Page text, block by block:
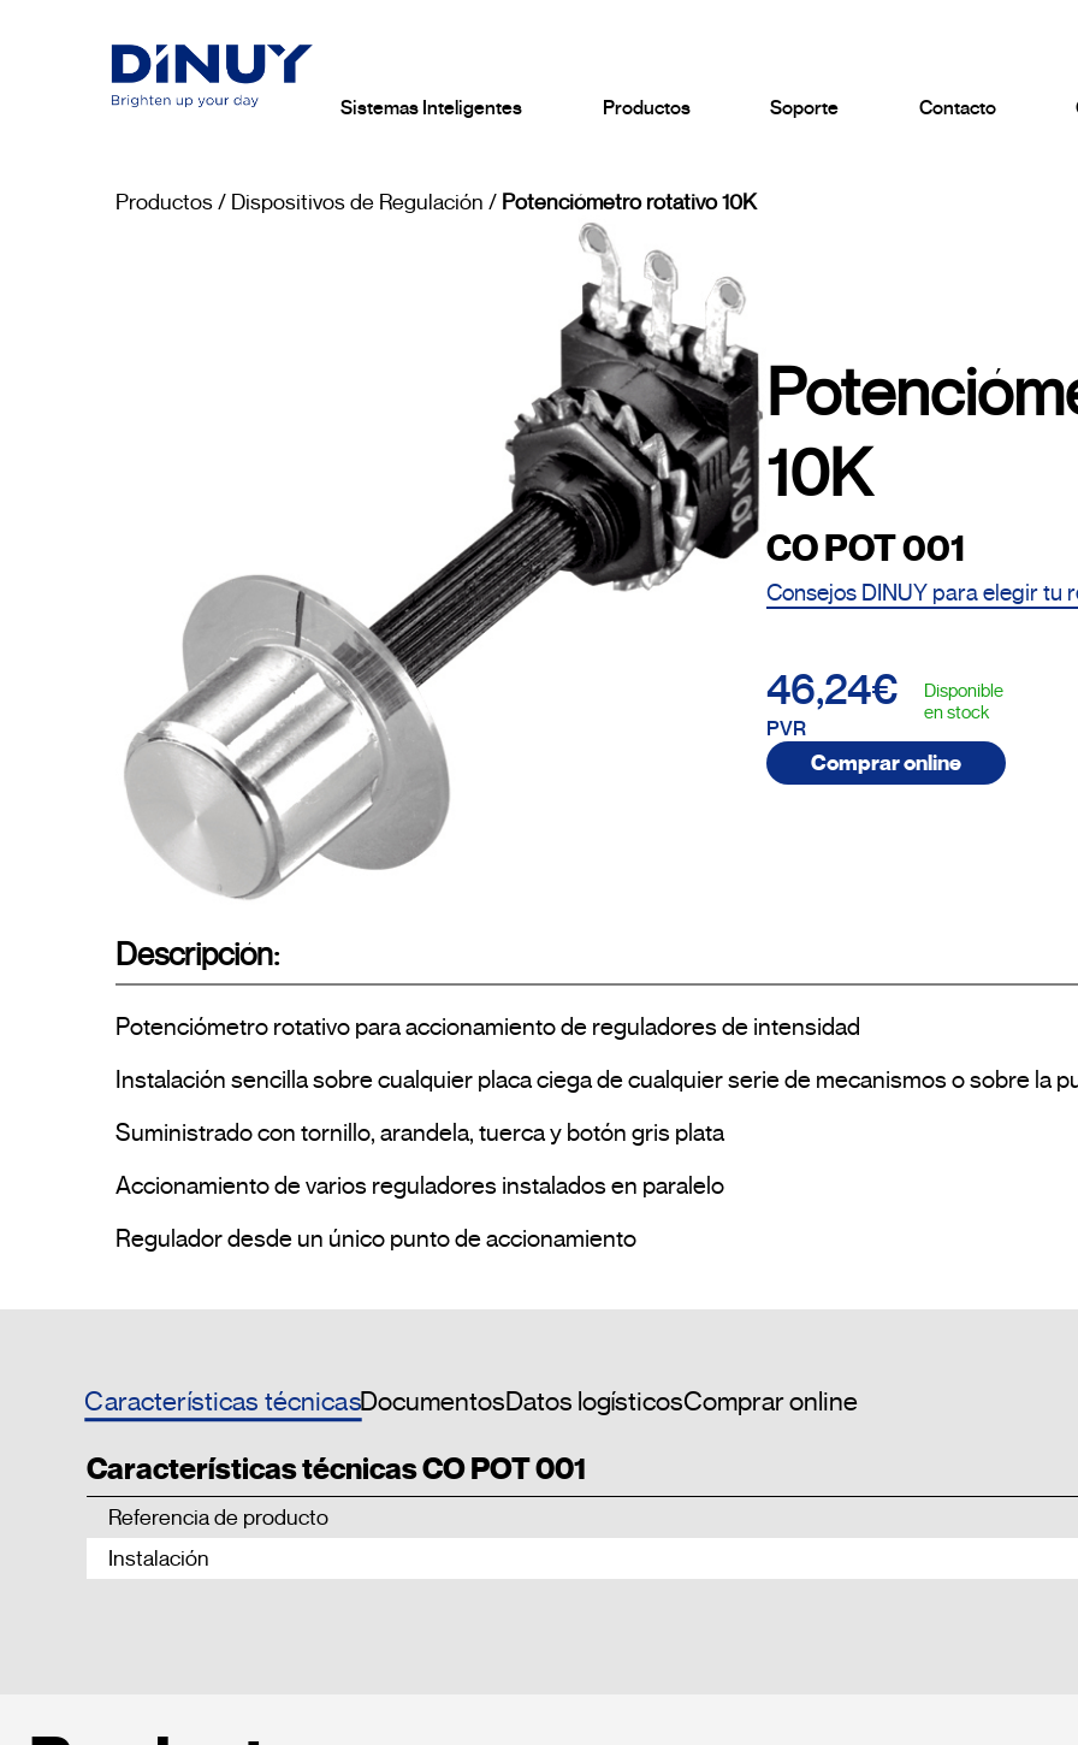
Sistemas Inteligentes Productos Soporte Contacto
Productos/ Dispositivos de Regulación / Potenciómetro rotativo 10K
10K
CO POT 001
Consejos DINUY para elegir tu
46,24€
PVR
Disponible
en stock
Comprar online
Descripción:
Potenciómetro rotativo para accionamiento de reguladores de intensidad
Instalación sencilla sobre cualquier placa ciega de cualquier serie de mecanismos o sobre la
Suministrado con tornillo, arandela, tuerca y botón gris plata
Accionamiento de varios reguladores instalados en paralelo
Características técnicasDocumentosDatos logísticosComprar online
Características técnicas CO POT 001
Referencia de producto
Instalación